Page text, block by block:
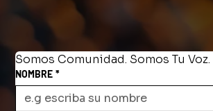
Somos Comunidad. Somos Tu Voz.
NOMBRE *